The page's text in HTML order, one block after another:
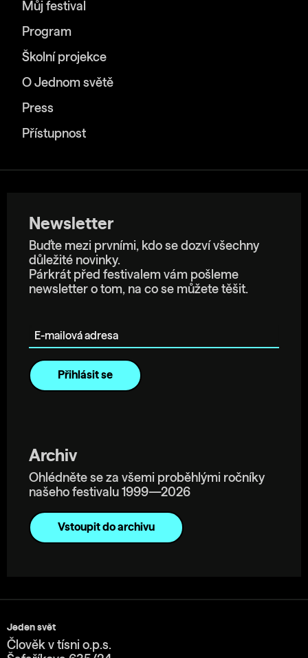
Můj festival
Program
Školní projekce
O Jednom světě
Press
Přístupnost
Newsletter
Buďte mezi prvními, kdo se dozví všechny
důležité novinky.
Párkrát před festivalem vám pošleme
newsletter o tom, na co se můžete těšit.
Archiv
Ohlédněte se za všemi proběhlými ročníky
našeho festivalu 1999—2026
Vstoupit do archivu
Jeden svět
Člověk v tísni o.p.s.